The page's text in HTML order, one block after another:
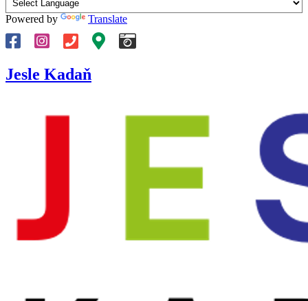
Powered by Translate
Jesle Kadaň